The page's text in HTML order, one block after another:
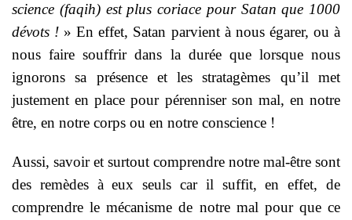
science (faqih) est plus coriace pour Satan que 1000
dévots ! » En effet, Satan parvient à nous égarer, ou à
nous faire souffrir dans la durée que lorsque nous
ignorons sa présence et les stratagèmes qu’il met
justement en place pour pérenniser son mal, en notre
être, en notre corps ou en notre conscience !
Aussi, savoir et surtout comprendre notre mal-être sont
des remèdes à eux seuls car il suffit, en effet, de
comprendre le mécanisme de notre mal pour que ce